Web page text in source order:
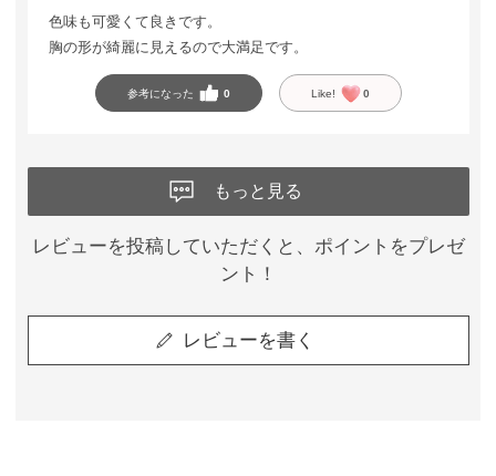
色味も可愛くて良きです。
胸の形が綺麗に見えるので大満足です。
参考になった 0 Like! 0
もっと見る
レビューを投稿していただくと、ポイントをプレゼ
ント！
レビューを書く